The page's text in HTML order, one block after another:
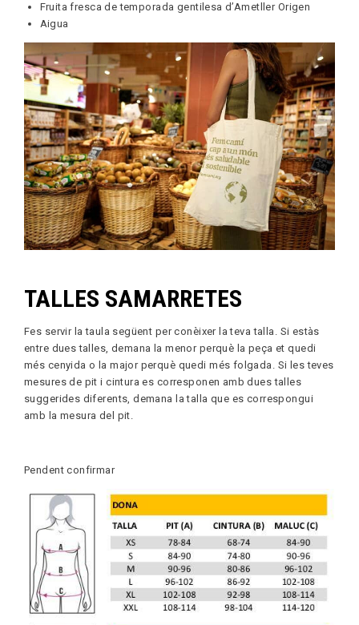
Fruita fresca de temporada gentilesa d’Ametller Origen
Aigua
TALLES SAMARRETES
Fes servir la taula següent per conèixer la teva talla. Si estàs
entre dues talles, demana la menor perquè la peça et quedi
més cenyida o la major perquè quedi més folgada. Si les teves
mesures de pit i cintura es corresponen amb dues talles
suggerides diferents, demana la talla que es correspongui
amb la mesura del pit.
Pendent confirmar